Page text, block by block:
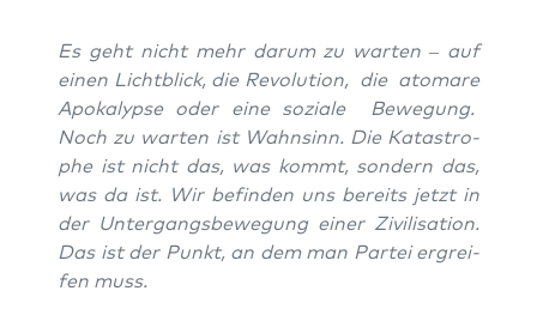
Es geht nicht mehr dar­um zu war­ten – auf
einen Licht­blick, die Revo­lu­ti­on, die ato­ma­re
Apo­ka­lyp­se oder eine sozia­le Bewe­gung.
Noch zu war­ten ist Wahn­sinn. Die Kata­stro­
phe ist nicht das, was kommt, son­dern das,
was da ist. Wir befin­den uns bereits jetzt in
der Unter­gangs­be­we­gung einer Zivi­li­sa­ti­on.
Das ist der Punkt, an dem man Par­tei ergrei­
fen muss.